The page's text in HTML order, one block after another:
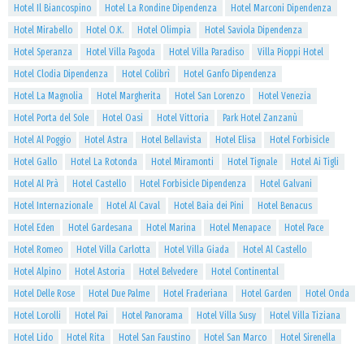
Hotel Il Biancospino
Hotel La Rondine Dipendenza
Hotel Marconi Dipendenza
Hotel Mirabello
Hotel O.K. Hotel Olimpia
Hotel Saviola Dipendenza
Hotel Speranza
Hotel Villa Pagoda Hotel Villa Paradiso
Villa Pioppi Hotel
Hotel Clodia Dipendenza
Hotel Colibrì
Hotel Ganfo Dipendenza
Hotel La Magnolia
Hotel Margherita Hotel San Lorenzo
Hotel Venezia
Hotel Porta del Sole
Hotel Oasi Hotel Vittoria
Park Hotel Zanzanù
Hotel Al Poggio
Hotel Astra Hotel Bellavista Hotel Elisa
Hotel Forbisicle
Hotel Gallo
Hotel La Rotonda Hotel Miramonti Hotel Tignale
Hotel Ai Tigli
Hotel Al Prà
Hotel Castello Hotel Forbisicle Dipendenza
Hotel Galvani
Hotel Internazionale
Hotel Al Caval Hotel Baia dei Pini
Hotel Benacus
Hotel Eden
Hotel Gardesana Hotel Marina Hotel Menapace
Hotel Pace
Hotel Romeo
Hotel Villa Carlotta Hotel Villa Giada
Hotel Al Castello
Hotel Alpino
Hotel Astoria Hotel Belvedere
Hotel Continental
Hotel Delle Rose
Hotel Due Palme Hotel Fraderiana Hotel Garden
Hotel Onda
Hotel Lorolli
Hotel Pai Hotel Panorama Hotel Villa Susy
Hotel Villa Tiziana
Hotel Lido
Hotel Rita Hotel San Faustino Hotel San Marco
Hotel Sirenella